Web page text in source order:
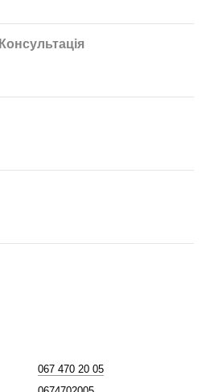
Консультація
067 470 20 05